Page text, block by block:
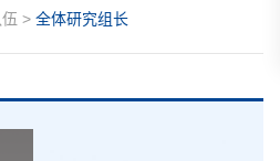
> 全体研究组长